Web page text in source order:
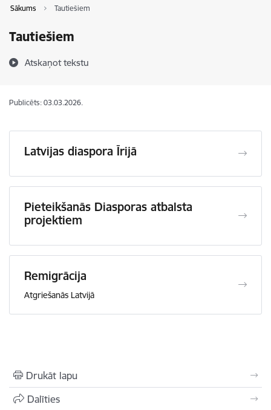
Sākums Tautiešiem
Tautiešiem
Atskaņot tekstu
Publicēts: 03.03.2026.
Latvijas diaspora Īrijā
Pieteikšanās Diasporas atbalsta
projektiem
Remigrācija
Atgriešanās Latvijā
Drukāt lapu
Dalīties